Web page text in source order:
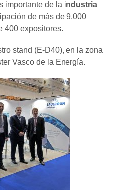
importante de la industria
de más de 9.000
400 expositores.
stand (E-D40), en la zona
Vasco de la Energía.